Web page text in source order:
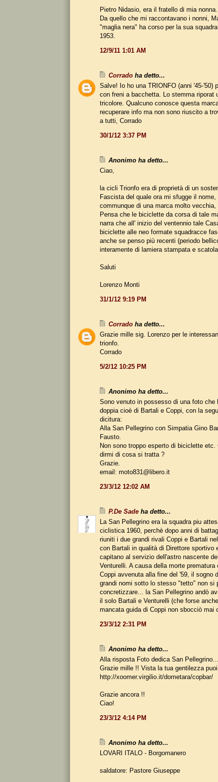
Pietro Nidasio, era il fratello di mia
Da quello che mi raccontavano i nonni,
"maglia nera" ha corso per la sua
1953.
12/9/11 1:01 AM
Corrado ha detto...
Salve! Io ho una TRIONFO (anni '45-'50)
con freni a bacchetta. Lo stemma riporat
tricolore. Qualcuno conosce questa
recuperare info ma non sono riuscito a
a tutti, Corrado
30/1/12 3:37 PM
Anonimo ha detto...
Ciao,
la cicli Trionfo era di proprietà di un
Fascista del quale ora mi sfugge il
communque di una marca molto
Pensa che le biciclette da corsa di tale
narra che all' inizio del ventennio tale
biciclette alle neo formate squadracce
anche se penso più recenti (periodo
interamente di lamiera stampata e
Saluti
Lorenzo Monti
31/1/12 9:19 PM
Corrado ha detto...
Grazie mille sig. Lorenzo per le
trionfo.
Corrado
5/2/12 10:25 PM
Anonimo ha detto...
Sono venuto in possesso di una foto che
doppia cioè di Bartali e Coppi, con la
dicitura:
Alla San Pellegrino con Simpatia Gino
Fausto.
Non sono troppo esperto di biciclette etc.
dirmi di cosa si tratta ?
Grazie.
email: moto831@libero.it
23/3/12 12:02 AM
P.De Sade ha detto...
La San Pellegrino era la squadra piu
ciclistica 1960, perchè dopo anni di
riuniti i due grandi rivali Coppi e Bartali
con Bartali in qualità di Direttore sportivo
capitano al servizio dell'astro nascente
Venturelli. A causa della morte
Coppi avvenuta alla fine del '59, il sogno
grandi nomi sotto lo stesso "tetto" non si
concretizzare... la San Pellegrino andò
il solo Bartali e Venturelli (che forse
mancata guida di Coppi non sbocciò mai
23/3/12 2:31 PM
Anonimo ha detto...
Alla risposta Foto dedica San Pellegrino...
Grazie mille !! Vista la tua gentilezza
http://xoomer.virgilio.it/dometara/copbar/
Grazie ancora !!
Ciao!
23/3/12 4:14 PM
Anonimo ha detto...
LOVARI ITALO - Borgomanero
saldatore: Pastore Giuseppe